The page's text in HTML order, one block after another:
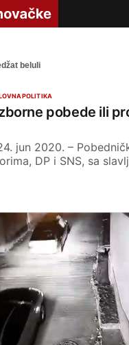
beluli
POLITIKA
pobede ili
jun 2020. –
DP i SNS, sa